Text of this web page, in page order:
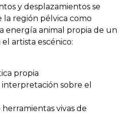
y desplazamientos se
la región pélvica como
energía animal propia de un
artista escénico:
propia
sobre el
vivas de